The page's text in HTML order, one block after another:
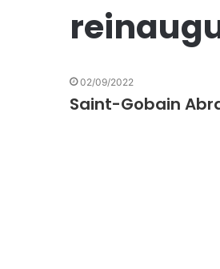
02/09/2022
Saint-Gobain